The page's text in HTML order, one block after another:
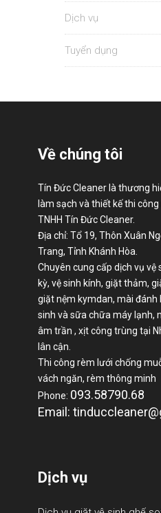
Dịch vụ
Tuyển dụng
Về chúng tôi
Tín Đức Cleaner là thương
làm sạch và thiết kế thi
TNHH Tín Đức Cleaner.
Địa chỉ: Tổ 19, Thôn Xuân
Trang, Tỉnh Khánh Hòa.
Chuyên cung cấp dịch vụ vệ
kỳ, vệ sinh kính, giặt thảm,
giặt nệm kymdan, mài đánh
sinh và sữa chữa máy lạnh,
âm trần , xịt công trùng tại
lân cận.
Thi công rèm lưới chống
vách ngăn, rèm thông minh
Phone: 093.58790.68
Email:
Dịch vụ